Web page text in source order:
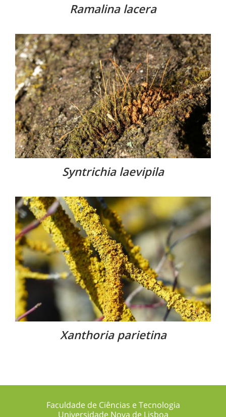
Ramalina lacera
Syntrichia laevipila
Xanthoria parietina
Faculdade de Ciências e Tecnologia
Universidade Nova de Lisboa